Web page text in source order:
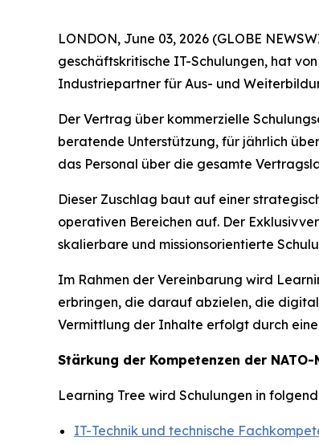
LONDON, June 03, 2026 (GLOBE
geschäftskritische IT-Schulungen, hat
Industriepartner für Aus- und
Der Vertrag über kommerzielle
beratende Unterstützung, für jährlich
das Personal über die gesamte
Dieser Zuschlag baut auf einer
operativen Bereichen auf. Der
skalierbare und missionsorientierte
Im Rahmen der Vereinbarung wird
erbringen, die darauf abzielen, die
Vermittlung der Inhalte erfolgt durch
Stärkung der Kompetenzen der
Learning Tree wird Schulungen in
IT-Technik und technische